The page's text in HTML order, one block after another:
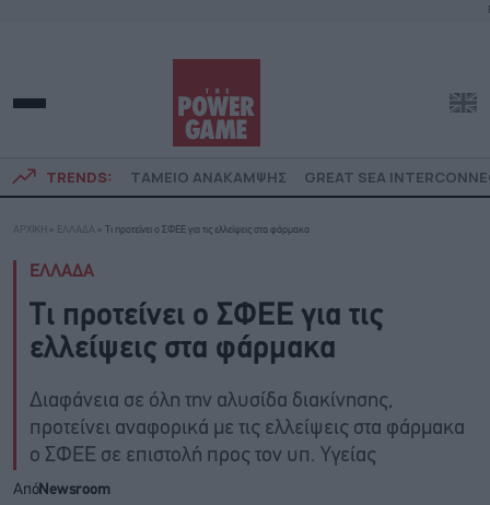
TRENDS: ΤΑΜΕΙΟ ΑΝΑΚΑΜΨΗΣ GREAT SEA
ΑΡΧΙΚΗ » ΕΛΛΑΔΑ » Τι προτείνει ο ΣΦΕΕ για τις ελλείψεις στα φάρμακα
ΕΛΛΑΔΑ
Τι προτείνει ο ΣΦΕΕ για τις
ελλείψεις στα φάρμακα
Διαφάνεια σε όλη την αλυσίδα διακίνησης,
προτείνει αναφορικά με τις ελλείψεις στα φάρμακα
ο ΣΦΕΕ σε επιστολή προς τον υπ. Υγείας
ΑπόNewsroom